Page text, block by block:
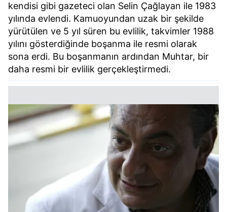
kendisi gibi gazeteci olan Selin Çağlayan ile 1983
yılında evlendi. Kamuoyundan uzak bir şekilde
yürütülen ve 5 yıl süren bu evlilik, takvimler 1988
yılını gösterdiğinde boşanma ile resmi olarak
sona erdi. Bu boşanmanın ardından Muhtar, bir
daha resmi bir evlilik gerçekleştirmedi.